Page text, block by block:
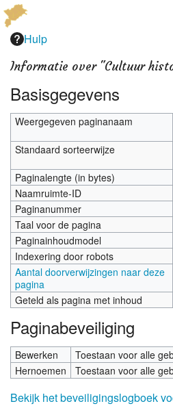
Menu
Dialect
Locaties
Kaarten
Overig
Verenigingsinfo
Hulp
Informatie over "Cultuur
Basisgegevens
Weergegeven paginanaam
Standaard sorteerwijze
Paginalengte (in bytes)
Naamruimte-ID
Paginanummer
Taal voor de pagina
Paginainhoudmodel
Indexering door robots
Aantal doorverwijzingen naar deze
pagina
Geteld als pagina met inhoud
Paginabeveiliging
Bewerken
Toestaan voor alle
Hernoemen
Toestaan voor alle
Bekijk het beveiligingslogboek